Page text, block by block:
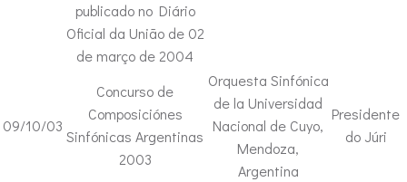
publicado no Diário
Oficial da União de 02
de março de 2004
09/10/03
Concurso de
Composiciónes
Sinfónicas Argentinas
2003
Orquesta Sinfónica
de la Universidad
Nacional de Cuyo,
Mendoza,
Argentina
Presidente
do Júri